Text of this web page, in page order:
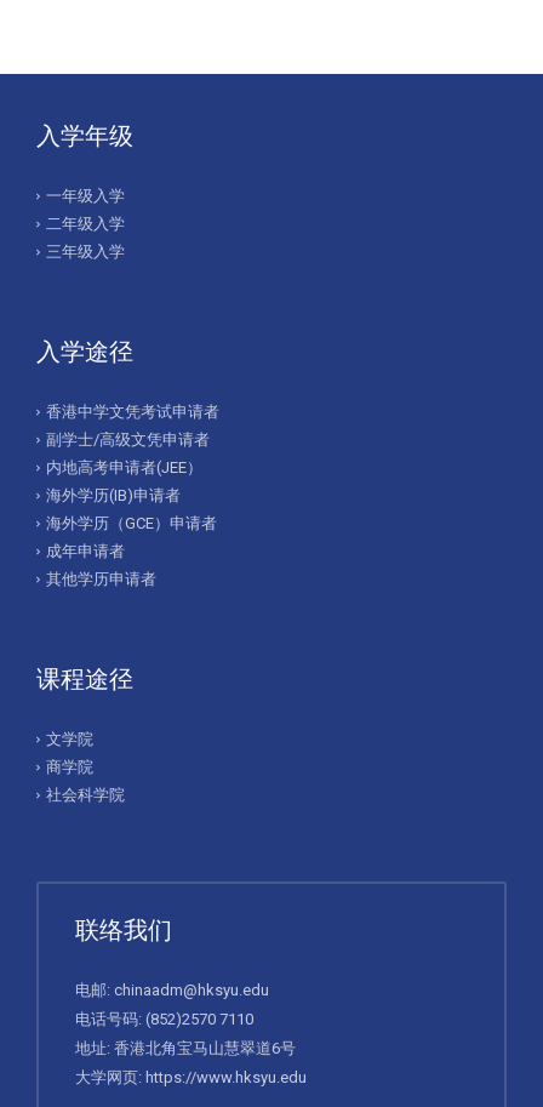
入学年级
一年级入学
二年级入学
三年级入学
入学途径
香港中学文凭考试申请者
副学士/高级文凭申请者
内地高考申请者(JEE）
海外学历(IB)申请者
海外学历（GCE）申请者
成年申请者
其他学历申请者
课程途径
文学院
商学院
社会科学院
联络我们
电邮: chinaadm@hksyu.edu
电话号码: (852)2570 7110
地址: 香港北角宝马山慧翠道6号
大学网页: https://www.hksyu.edu